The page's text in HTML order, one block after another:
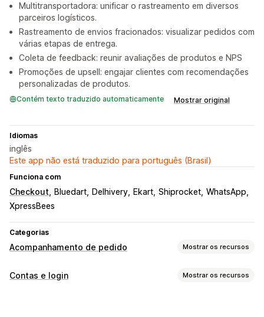
Multitransportadora: unificar o rastreamento em diversos
parceiros logísticos.
Rastreamento de envios fracionados: visualizar pedidos com
várias etapas de entrega.
Coleta de feedback: reunir avaliações de produtos e NPS
Promoções de upsell: engajar clientes com recomendações
personalizadas de produtos.
Contém texto traduzido automaticamente Mostrar original
Idiomas
inglês
Este app não está traduzido para português (Brasil)
Funciona com
Checkout Bluedart Delhivery Ekart Shiprocket WhatsApp
XpressBees
Categorias
Acompanhamento de pedido Mostrar os recursos
Acompanhamento
Contas e login Mostrar os recursos